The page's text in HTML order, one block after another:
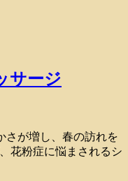
サージ
さが増し、春の訪れを
花粉症に悩まされるシ